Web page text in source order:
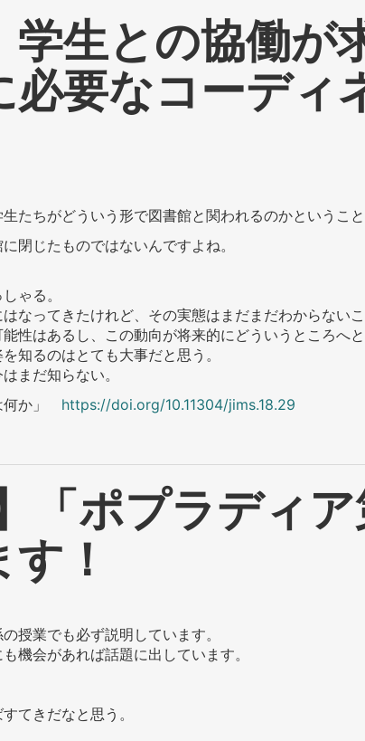
学生との協働が
必要なコーディ
たちがどういう形で図書館と関われるのかというこ
閉じたものではないんですよね。
ゃる。
なってきたけれど、その実態はまだまだわからない
性はあるし、この動向が将来的にどういうところへ
知るのはとても大事だと思う。
まだ知らない。
何か」 https://doi.org/10.11304/jims.18.29
「ポプラディ
！
授業でも必ず説明しています。
機会があれば話題に出しています。
てきだなと思う。